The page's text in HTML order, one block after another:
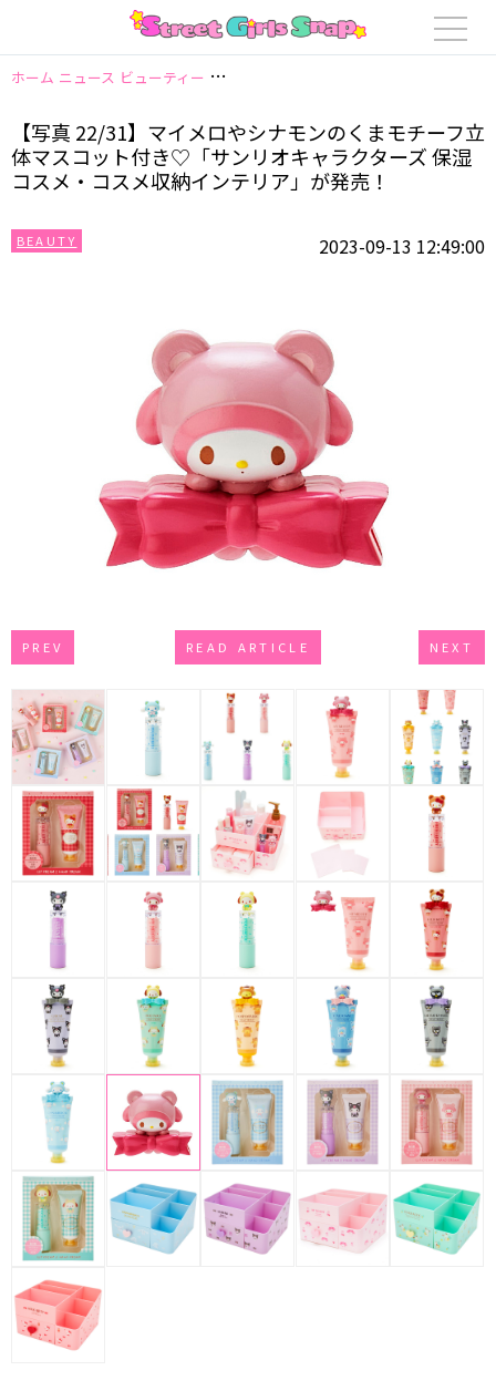
ホーム ニュース ビューティー 【写真 22/31】マイメロやシナモンのくま
【写真 22/31】マイメロやシナモンのくまモチーフ立
体マスコット付き♡「サンリオキャラクターズ 保湿
コスメ・コスメ収納インテリア」が発売！
BEAUTY 2023-09-13 12:49:00
PREV READ ARTICLE NEXT